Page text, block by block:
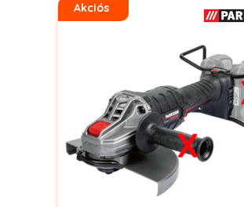
Akciós